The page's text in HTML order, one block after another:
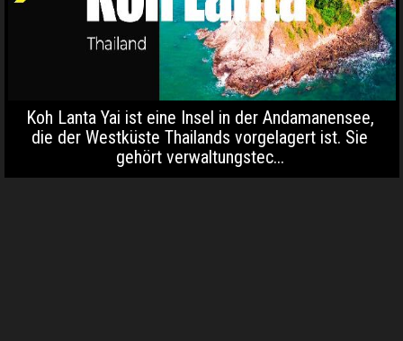
Koh Lanta Yai ist eine Insel in der Andamanensee,
die der Westküste Thailands vorgelagert ist. Sie
gehört verwaltungstec...